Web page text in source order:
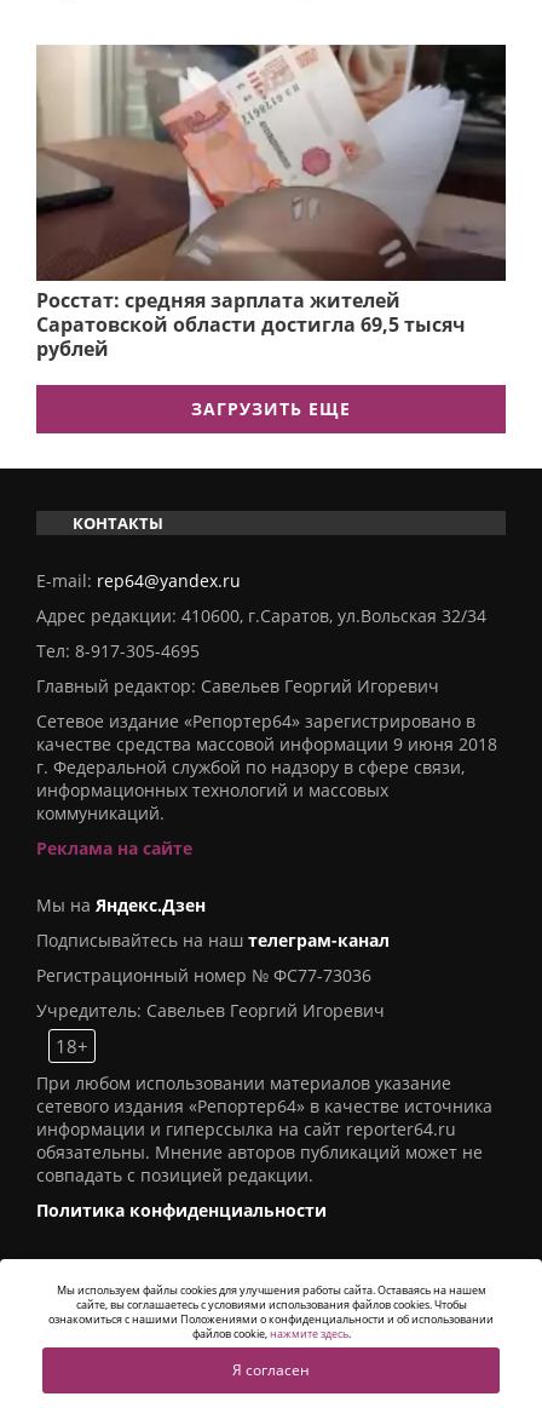
Росстат: средняя зарплата жителей
Саратовской области достигла 69,5 тысяч
рублей
ЗАГРУЗИТЬ ЕЩЕ
КОНТАКТЫ
E-mail: rep64@yandex.ru
Адрес редакции: 410600, г.Саратов, ул.Вольская 32/34
Тел: 8-917-305-4695
Главный редактор: Савельев Георгий Игоревич
Сетевое издание «Репортер64» зарегистрировано в
качестве средства массовой информации 9 июня 2018
г. Федеральной службой по надзору в сфере связи,
информационных технологий и массовых
коммуникаций.
Реклама на сайте
Мы на Яндекс.Дзен
Подписывайтесь на наш телеграм-канал
Регистрационный номер № ФС77-73036
Учредитель: Савельев Георгий Игоревич
18+
При любом использовании материалов указание
сетевого издания «Репортер64» в качестве источника
информации и гиперссылка на сайт reporter64.ru
обязательны. Мнение авторов публикаций может не
совпадать с позицией редакции.
Политика конфиденциальности
© 2016СИ «Репортер64». Все права защищены -
Alatis Studio
Мы используем файлы cookies для улучшения работы сайта. Оставаясь на нашем
сайте, вы соглашаетесь с условиями использования файлов cookies. Чтобы
ознакомиться с нашими Положениями о конфиденциальности и об использовании
файлов cookie,нажмите здесь.
Я согласен